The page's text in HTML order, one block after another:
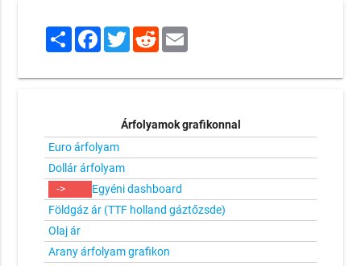
ShareFacebook
TwitterRedditEmail
Árfolyamok grafikonnal
Euro árfolyam
Dollár árfolyam
->
Egyéni dashboard
Földgáz ár (TTF holland gáztőzsde)
Olaj ár
Arany árfolyam grafikon